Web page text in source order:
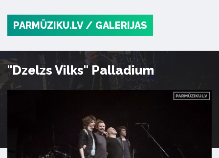
PARMŪZIKU.LV / GALERIJAS
"Dzelzs Vilks" Palladium